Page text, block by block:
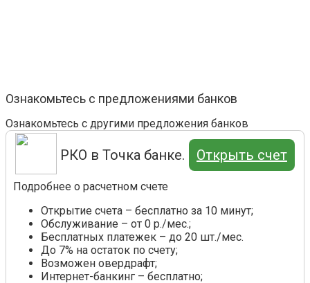
Ознакомьтесь с предложениями банков
Ознакомьтесь с другими предложения банков
РКО в Точка банке. Открыть счет
Подробнее о расчетном счете
Открытие счета – бесплатно за 10 минут;
Обслуживание – от 0 р./мес.;
Бесплатных платежек – до 20 шт./мес.
До 7% на остаток по счету;
Возможен овердрафт;
Интернет-банкинг – бесплатно;